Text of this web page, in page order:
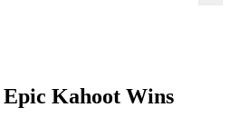
Kahoot Wins